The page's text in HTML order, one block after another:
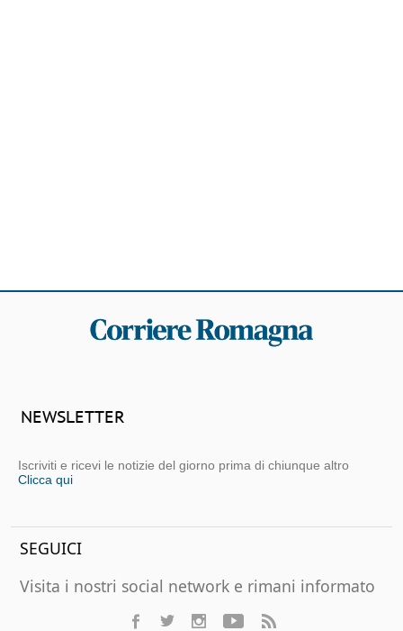
NEWSLETTER
Iscriviti e ricevi le notizie del giorno prima di chiunque altro
Clicca qui
SEGUICI
Visita i nostri social network e rimani informato